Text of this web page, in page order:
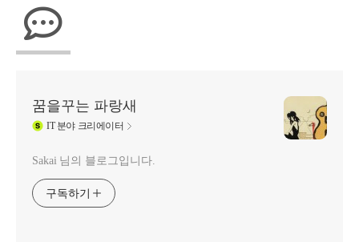
꿈을꾸는 파랑새
IT분야 크리에이터
Sakai 님의 블로그입니다.
구독하기